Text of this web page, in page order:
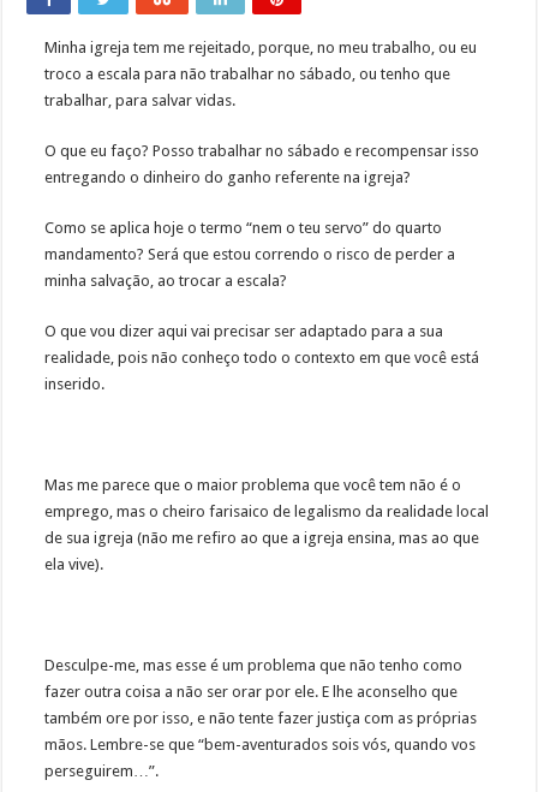
Minha igreja tem me rejeitado, porque, no meu trabalho, ou eu
troco a escala para não trabalhar no sábado, ou tenho que
trabalhar, para salvar vidas.
O que eu faço? Posso trabalhar no sábado e recompensar isso
entregando o dinheiro do ganho referente na igreja?
Como se aplica hoje o termo “nem o teu servo” do quarto
mandamento? Será que estou correndo o risco de perder a
minha salvação, ao trocar a escala?
O que vou dizer aqui vai precisar ser adaptado para a sua
realidade, pois não conheço todo o contexto em que você está
inserido.
Mas me parece que o maior problema que você tem não é o
emprego, mas o cheiro farisaico de legalismo da realidade local
de sua igreja (não me refiro ao que a igreja ensina, mas ao que
ela vive).
Desculpe-me, mas esse é um problema que não tenho como
fazer outra coisa a não ser orar por ele. E lhe aconselho que
também ore por isso, e não tente fazer justiça com as próprias
mãos. Lembre-se que “bem-aventurados sois vós, quando vos
perseguirem…”.